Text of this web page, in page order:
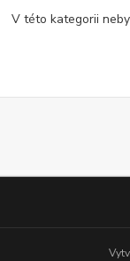
V této kategorii